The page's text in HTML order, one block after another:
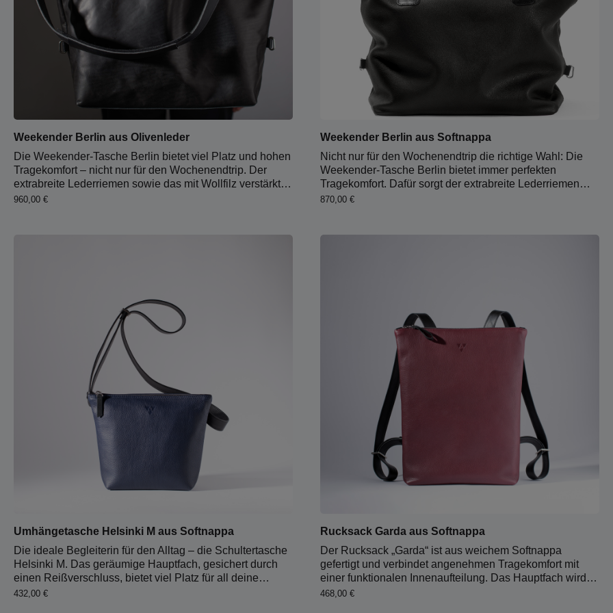
Weekender Berlin aus Olivenleder
Die Weekender-Tasche Berlin bietet viel Platz und hohen
Tragekomfort – nicht nur für den Wochenendtrip. Der
extrabreite Lederriemen sowie das mit Wollfilz verstärkte
Schulterpolster sorgen für ein angenehmes Tragegefühl,
Schweinsoberleder abgefüttert und verfügt über einen
Karabinerhaken für den Schlüsselbund. extragroßes
helles Schweinsoberleder innen Karabinerhaken für
Schulterpolster aus Wollfilz 65 cm Riemenlänge robuste
Reißverschluss-Hauptfach
Regulärer Preis:
960,00 €
Weekender Berlin aus Softnappa
Nicht nur für den Wochenendtrip die richtige Wahl: Die
Weekender-Tasche Berlin bietet immer perfekten
Tragekomfort. Dafür sorgt der extrabreite Lederriemen
und das mit Wollfilz verstärkte Schulterpolster. Mit nur
hellem Schweineoberleder abgefütterte Tasche beinhaltet
Regulärer Preis:
870,00 €
Umhängetasche Helsinki M aus Softnappa
Die ideale Begleiterin für den Alltag – die Schultertasche
Helsinki M. Das geräumige Hauptfach, gesichert durch
einen Reißverschluss, bietet viel Platz für all deine
wichtigen Gegenstände. Ein zusätzliches
Regulärer Preis:
432,00 €
Rucksack Garda aus Softnappa
Der Rucksack „Garda“ ist aus weichem Softnappa
gefertigt und verbindet angenehmen Tragekomfort mit
einer funktionalen Innenaufteilung. Das Hauptfach wird
sicher mit einem Reißverschluss verschlossen. Im
Regulärer Preis:
468,00 €